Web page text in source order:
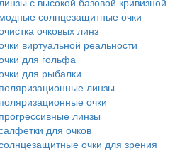
модные солнцезащитные очки
очковых линз
виртуальной реальности
для гольфа
для рыбалки
поляризационные линзы
поляризационные очки
прогрессивные линзы
для очков
очки для зрения